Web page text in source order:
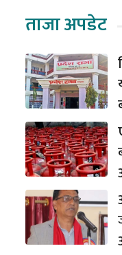
ताजा अपडेट